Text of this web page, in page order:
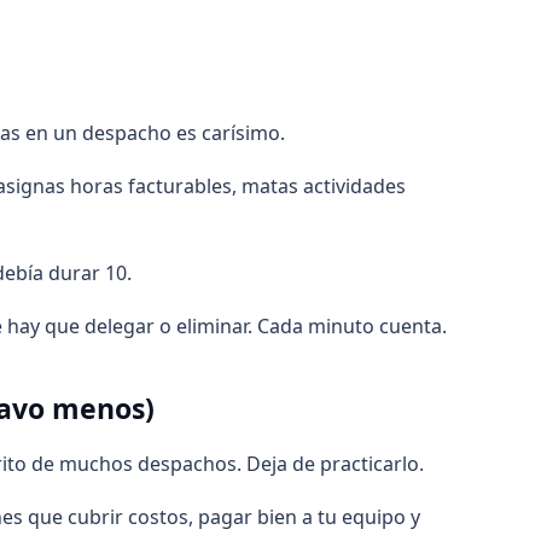
en un despacho es carísimo.
horas facturables, matas actividades
durar 10.
que delegar o eliminar. Cada minuto cuenta.
menos)
de muchos despachos. Deja de practicarlo.
que cubrir costos, pagar bien a tu equipo y